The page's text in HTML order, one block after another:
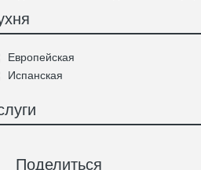
Европейская
Испанская
Поделиться